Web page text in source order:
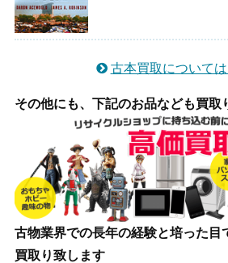
古本買取について
その他にも、下記のお品なども買取
古物業界での長年の経験と培った目
買取り致します